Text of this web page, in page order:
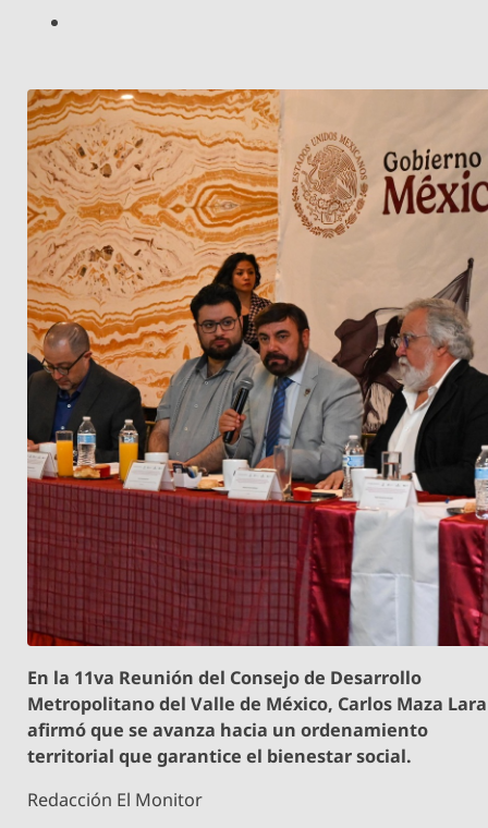
En la 11va Reunión del Consejo de Desarrollo
Metropolitano del Valle de México, Carlos Maza Lara
afirmó que se avanza hacia un ordenamiento
territorial que garantice el bienestar social.
Redacción El Monitor